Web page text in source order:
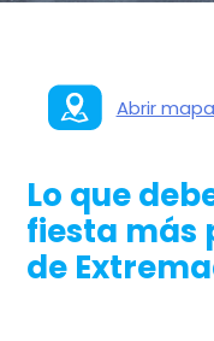
Abrir mapa
Lo que
fiesta más
de